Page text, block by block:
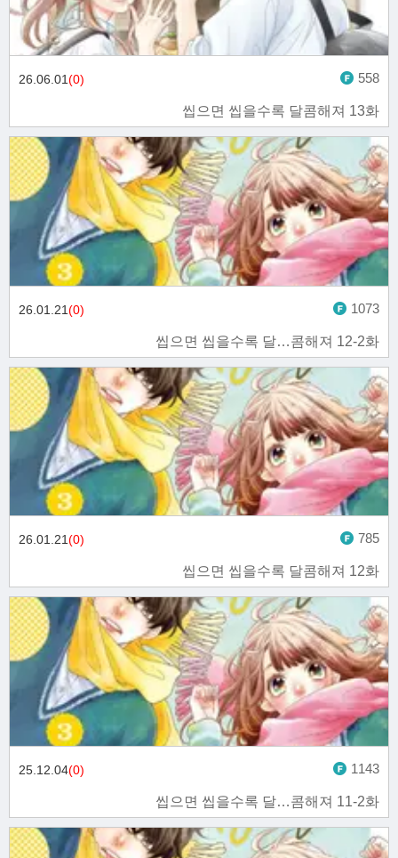
씹으면 씹을수록 달콤해져 13화
26.06.01(0) 558
씹으면 씹을수록 달…콤해져 12-2화
26.01.21(0) 1073
씹으면 씹을수록 달콤해져 12화
26.01.21(0) 785
씹으면 씹을수록 달…콤해져 11-2화
25.12.04(0) 1143